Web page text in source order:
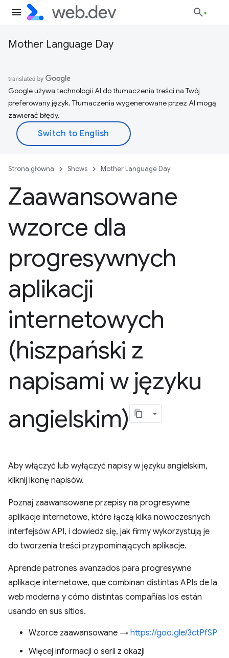
Mother Language Day
Google używa technologii AI do tłumaczenia treści na Twój
preferowany język. Tłumaczenia wygenerowane przez AI mogą
zawierać błędy.
Strona główna Shows Mother Language Day
Zaawansowane
wzorce dla
progresywnych
aplikacji
internetowych
(hiszpański z
napisami w języku
angielskim)
Aby włączyć lub wyłączyć napisy w języku angielskim,
kliknij ikonę napisów.
Poznaj zaawansowane przepisy na progresywne
aplikacje internetowe, które łączą kilka nowoczesnych
interfejsów API, i dowiedz się, jak firmy wykorzystują je
do tworzenia treści przypominających aplikacje.
Aprende patrones avanzados para progresywne
aplikacje internetowe, que combinan distintas APIs de la
web moderna y cómo distintas compañías los están
usando en sus sitios.
Wzorce zaawansowane → https://goo.gle/3ctPfSP
Więcej informacji o serii z okazji